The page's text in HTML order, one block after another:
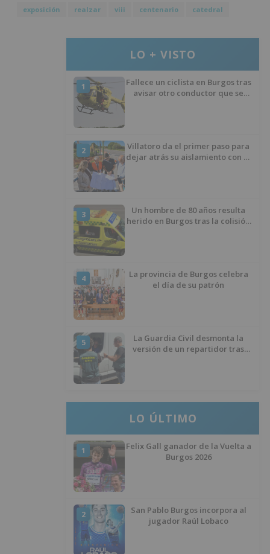
exposición
realzar viii centenario catedral
LO + VISTO
1
Fallece un ciclista en Burgos tras
avisar otro conductor que se
2
Villatoro da el primer paso para
dejar atrás su aislamiento con el
3
Un hombre de 80 años resulta
herido en Burgos tras la colisión
4
La provincia de Burgos celebra
el día de su patrón
5
La Guardia Civil desmonta la
versión de un repartidor tras
LO ÚLTIMO
1
Felix Gall ganador de la Vuelta a
Burgos 2026
2
San Pablo Burgos incorpora al
jugador Raúl Lobaco